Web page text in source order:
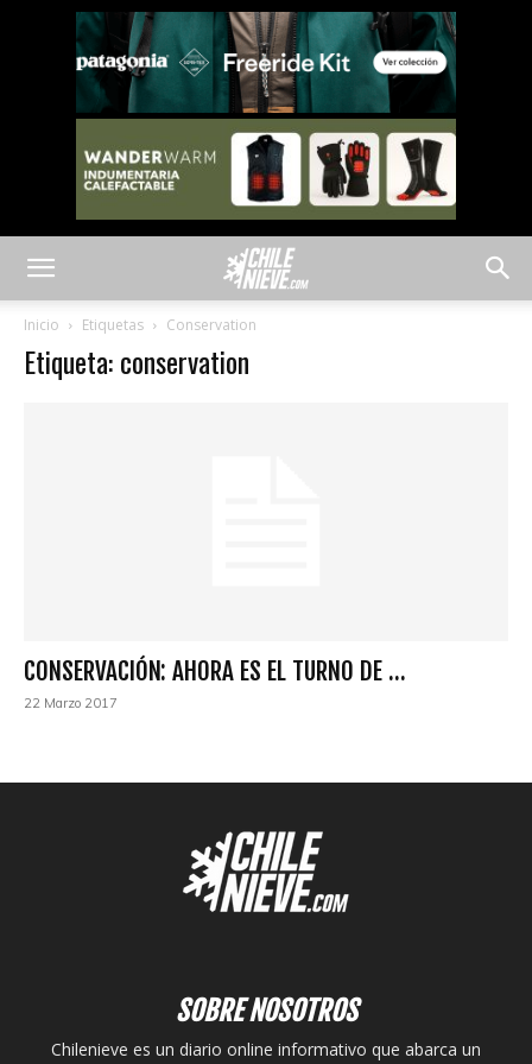
Inicio Etiquetas Conservation
Etiqueta: conservation
CONSERVACIÓN: AHORA ES EL TURNO DE ...
22 Marzo 2017
SOBRE NOSOTROS
Chilenieve es un diario online informativo que abarca un